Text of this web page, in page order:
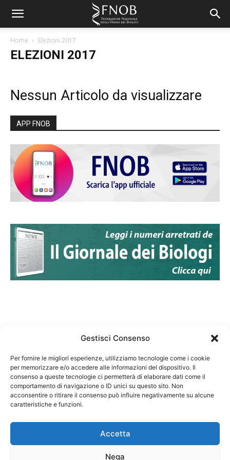
Gestisci Consenso
Per fornire le migliori esperienze, utilizziamo tecnologie come i cookie
per memorizzare e/o accedere alle informazioni del dispositivo. Il
consenso a queste tecnologie ci permetterà di elaborare dati come il
comportamento di navigazione o ID unici su questo sito. Non
acconsentire o ritirare il consenso può influire negativamente su alcune
caratteristiche e funzioni.
Accetta
Nega
Home Elezioni 2017
ELEZIONI 2017
Nessun Articolo da visualizzare
APP FNOB
Federazione Nazionale Degli Ordini dei Biologi:
codice fiscale 80069130583
Responsabile sito internet www.fnob.it: Vincenzo